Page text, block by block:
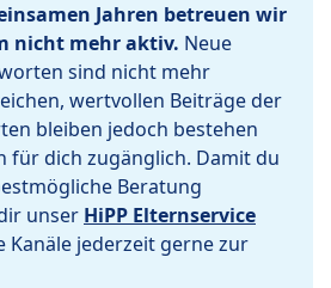
Jahren betreuen wir
nicht mehr aktiv. Neue
sind nicht mehr
wertvollen Beiträge der
bleiben jedoch bestehen
für dich zugänglich. Damit du
Beratung
unser HiPP Elternservice
Kanäle jederzeit gerne zur